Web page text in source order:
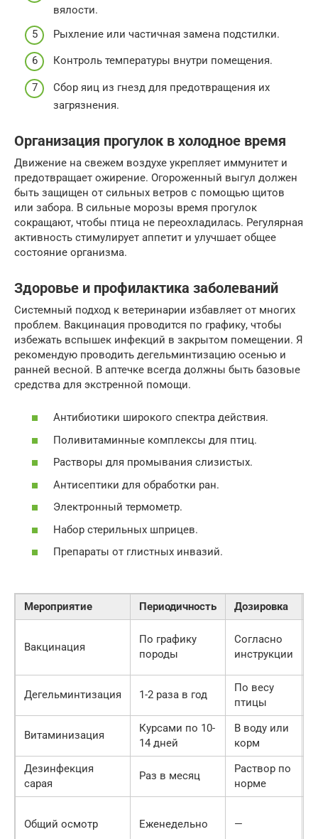
вялости.
Рыхление или частичная замена подстилки.
Контроль температуры внутри помещения.
Сбор яиц из гнезд для предотвращения их
загрязнения.
Организация прогулок в холодное время
Движение на свежем воздухе укрепляет иммунитет и
предотвращает ожирение. Огороженный выгул должен
быть защищен от сильных ветров с помощью щитов
или забора. В сильные морозы время прогулок
сокращают, чтобы птица не переохладилась. Регулярная
активность стимулирует аппетит и улучшает общее
состояние организма.
Здоровье и профилактика заболеваний
Системный подход к ветеринарии избавляет от многих
проблем. Вакцинация проводится по графику, чтобы
избежать вспышек инфекций в закрытом помещении. Я
рекомендую проводить дегельминтизацию осенью и
ранней весной. В аптечке всегда должны быть базовые
средства для экстренной помощи.
Антибиотики широкого спектра действия.
Поливитаминные комплексы для птиц.
Растворы для промывания слизистых.
Антисептики для обработки ран.
Электронный термометр.
Набор стерильных шприцев.
Препараты от глистных инвазий.
Мероприятие Периодичность Дозировка
Вакцинация
По графику
породы
Согласно
инструкции
Дегельминтизация 1-2 раза в год
По весу
птицы
Витаминизация
Курсами по 10-
14 дней
В воду или
корм
Дезинфекция
сарая
Раз в месяц
Раствор по
норме
Общий осмотр Еженедельно —